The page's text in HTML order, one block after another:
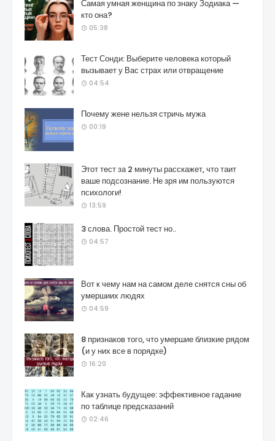
Самая умная женщина по знаку Зодиака —
кто она?
05:38
Тест Сонди: Выберите человека который
вызывает у Вас страх или отвращение
04:54
Почему жене нельзя стричь мужа
00:19
Этот тест за 2 минуты расскажет, что таит
ваше подсознание. Не зря им пользуются
психологи!
13:59
3 слова. Простой тест но..
04:57
Вот к чему нам на самом деле снятся сны об
умершиих людях
04:59
8 признаков того, что умершие близкие рядом
(и у них все в порядке)
16:20
Как узнать будущее: эффективное гадание
по таблице предсказаний
02:46